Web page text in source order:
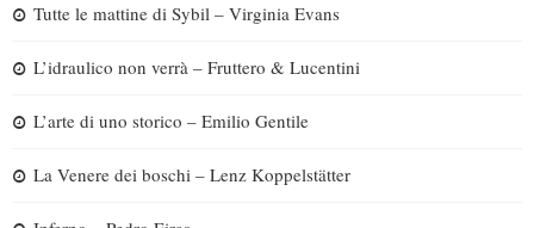
Tutte le mattine di Sybil – Virginia Evans
L’idraulico non verrà – Fruttero & Lucentini
L’arte di uno storico – Emilio Gentile
La Venere dei boschi – Lenz Koppelstätter